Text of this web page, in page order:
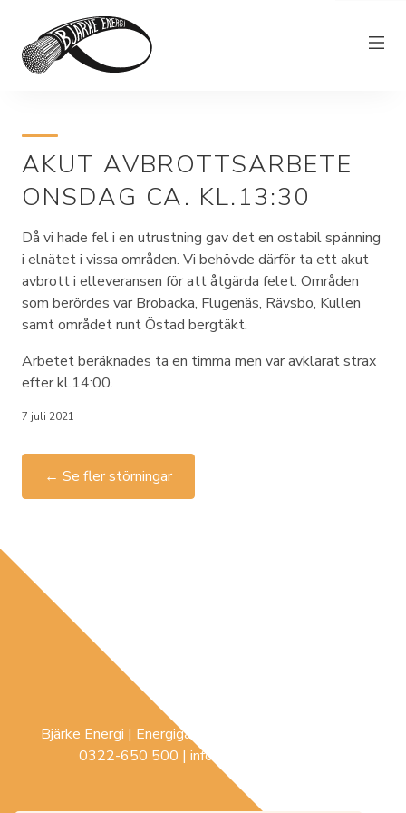
Elhandel
Bjärkefiber
Övrig verksamhet
Om Bjärke Energi
Kundservice
AKUT AVBROTTSARBETE
ONSDAG CA. KL.13:30
Då vi hade fel i en utrustning gav det en ostabil spänning
i elnätet i vissa områden. Vi behövde därför ta ett akut
avbrott i elleveransen för att åtgärda felet. Områden
som berördes var Brobacka, Flugenäs, Rävsbo, Kullen
samt området runt Östad bergtäkt.
Arbetet beräknades ta en timma men var avklarat strax
efter kl.14:00.
7 juli 2021
← Se fler störningar
Bjärke Energi | Energigatan 3 |
0322-650 500 | info@bjerke-energi.se